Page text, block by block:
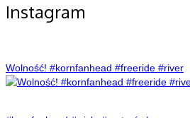
Instagram
Wolność! #kornfanhead #freeride #river